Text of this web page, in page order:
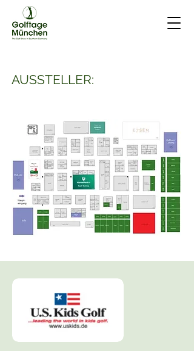
AUSSTELLER: